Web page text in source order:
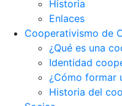
Historia
Enlaces
Cooperativismo de
¿Qué es una
Identidad
¿Cómo formar
Historia del